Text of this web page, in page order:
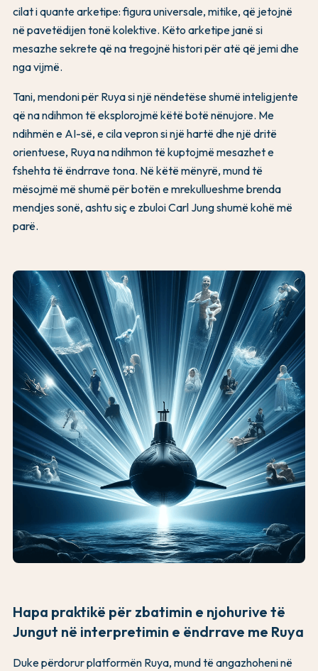
cilat i quante arketipe: figura universale, mitike, që jetojnë
në pavetëdijen tonë kolektive. Këto arketipe janë si
mesazhe sekrete që na tregojnë histori për atë që jemi dhe
nga vijmë.
Tani, mendoni për Ruya si një nëndetëse shumë inteligjente
që na ndihmon të eksplorojmë këtë botë nënujore. Me
ndihmën e AI-së, e cila vepron si një hartë dhe një dritë
orientuese, Ruya na ndihmon të kuptojmë mesazhet e
fshehta të ëndrrave tona. Në këtë mënyrë, mund të
mësojmë më shumë për botën e mrekullueshme brenda
mendjes sonë, ashtu siç e zbuloi Carl Jung shumë kohë më
parë.
Hapa praktikë për zbatimin e njohurive të
Jungut në interpretimin e ëndrrave me Ruya
Duke përdorur platformën Ruya, mund të angazhoheni në